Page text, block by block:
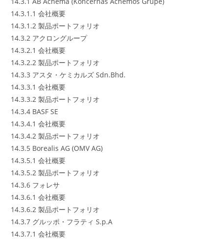
14.3.1.1 会社概要
14.3.1.2 製品ポートフォリオ
14.3.2 アクロングループ
14.3.2.1 会社概要
14.3.2.2 製品ポートフォリオ
14.3.3 アスタ・ケミカルズ Sdn.Bhd.
14.3.3.1 会社概要
14.3.3.2 製品ポートフォリオ
14.3.4 BASF SE
14.3.4.1 会社概要
14.3.4.2 製品ポートフォリオ
14.3.5 Borealis AG (OMV AG)
14.3.5.1 会社概要
14.3.5.2 製品ポートフォリオ
14.3.6 フォレサ
14.3.6.1 会社概要
14.3.6.2 製品ポートフォリオ
14.3.7 グルッポ・フラティ S.p.A
14.3.7.1 会社概要